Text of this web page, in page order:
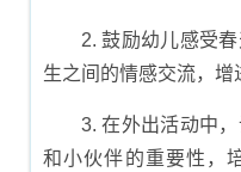
2. 鼓励幼儿感受
生之间的情感交流，增
3. 在外出活动中
和小伙伴的重要性，